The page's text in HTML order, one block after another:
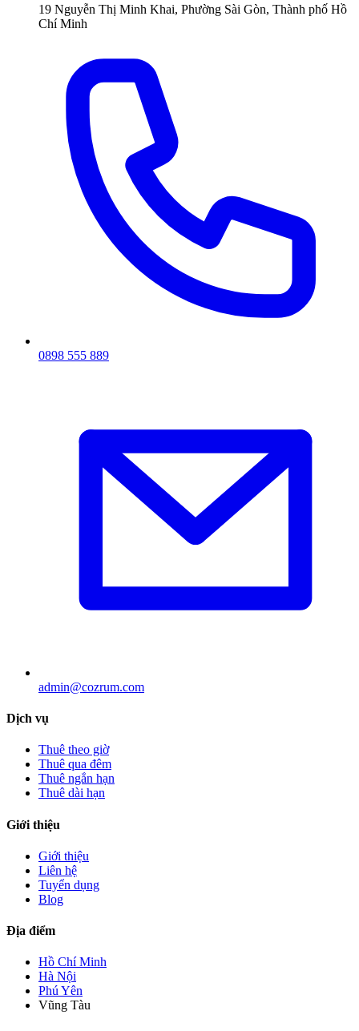
19 Nguyễn Thị Minh Khai, Phường Sài Gòn, Thành phố Hồ
Chí Minh
0898 555 889
admin@cozrum.com
Dịch vụ
Thuê theo giờ
Thuê qua đêm
Thuê ngắn hạn
Thuê dài hạn
Giới thiệu
Giới thiệu
Liên hệ
Tuyển dụng
Blog
Địa điểm
Hồ Chí Minh
Hà Nội
Phú Yên
Vũng Tàu